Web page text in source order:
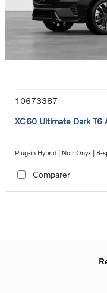
10673387
XC60 Ultimate Dark T6
Plug-in Hybrid | Noir Onyx |
Comparer